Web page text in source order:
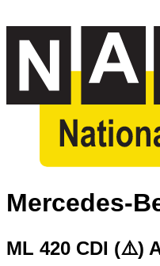
Mercedes-
ML 420 CDI (⚠️)